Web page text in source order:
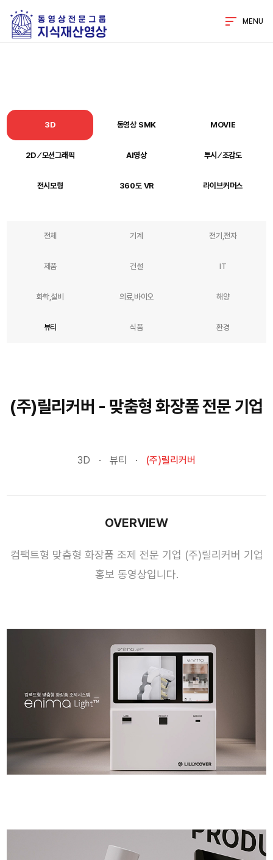
MENU
3D 동영상 SMK MOVIE
2D ⁄ 모션그래픽 AI영상 투시 ⁄ 조감도
전시모형 360도 VR 라이브커머스
전체 기계 전기,전자
제품 건설 IT
화학,설비 의료,바이오 해양
뷰티 식품 환경
(주)릴리커버 - 맞춤형 화장품 전문 기업
3D 뷰티 (주)릴리커버
OVERVIEW
컴팩트형 맞춤형 화장품 조제 전문 기업 (주)릴리커버 기업
홍보 동영상입니다.